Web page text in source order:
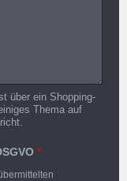
über ein Shopping-
Thema auf
*